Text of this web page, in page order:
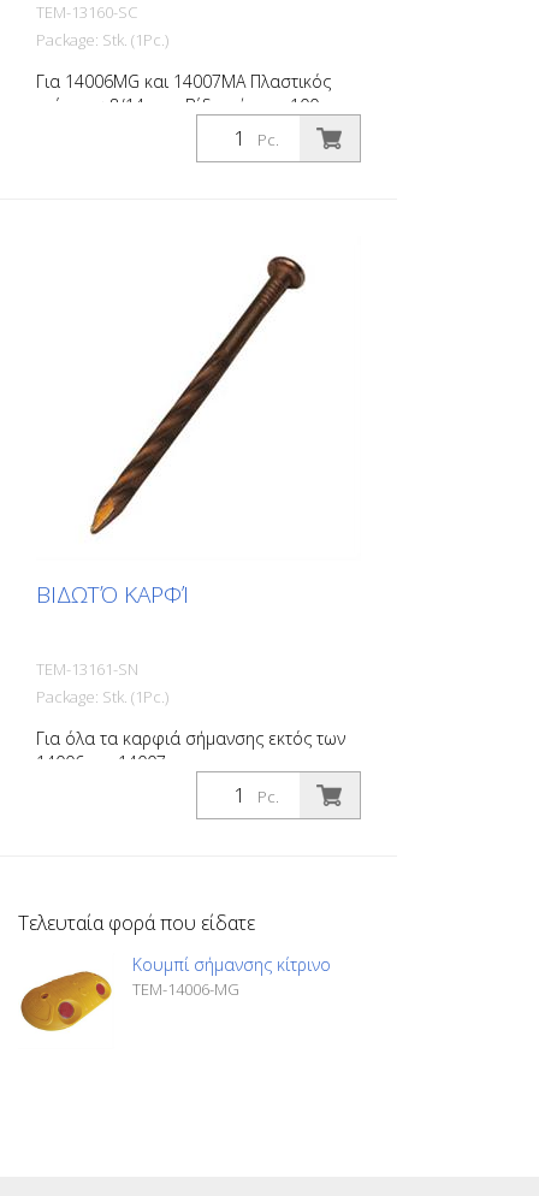
TEM-13160-SC
Package: Stk. (1Pc.)
Για 14006MG και 14007MA Πλαστικός
πείρος ø 8/14 mm Βίδα μήκους 100 mm
Pc.
ΒΙΔΩΤΌ ΚΑΡΦΊ
TEM-13161-SN
Package: Stk. (1Pc.)
Για όλα τα καρφιά σήμανσης εκτός των
14006 και 14007
Pc.
Τελευταία φορά που είδατε
Κουμπί σήμανσης κίτρινο
TEM-14006-MG